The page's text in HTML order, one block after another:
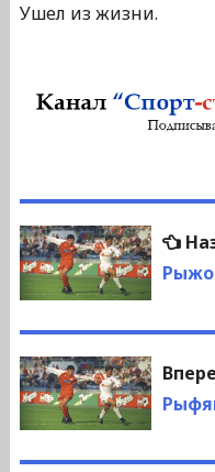
Ушел из жизни.
Навигация
по
записям